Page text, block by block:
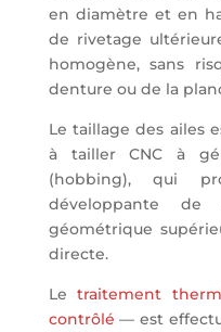
en diamètre et en
de rivetage
homogène, sans
denture ou de la
Le taillage des ailes
à tailler CNC à
(hobbing), qui
développante de
géométrique
directe.
Letraitement
contrôlé — est